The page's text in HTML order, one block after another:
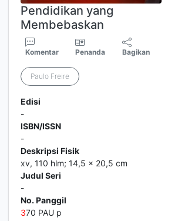
Pendidikan yang
Membebaskan
Komentar Penanda Bagikan
Paulo Freire
Edisi
-
ISBN/ISSN
-
Deskripsi Fisik
xv, 110 hlm; 14,5 x 20,5 cm
Judul Seri
-
No. Panggil
370 PAU p